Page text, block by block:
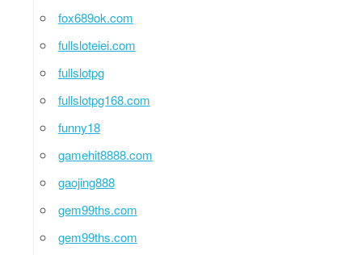
fox689ok.com
fullsloteiei.com
fullslotpg
fullslotpg168.com
funny18
gamehit8888.com
gaojing888
gem99ths.com
gem99ths.com